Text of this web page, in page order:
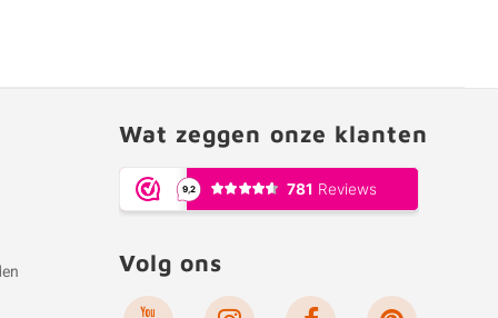
Wat zeggen onze klanten
Volg ons